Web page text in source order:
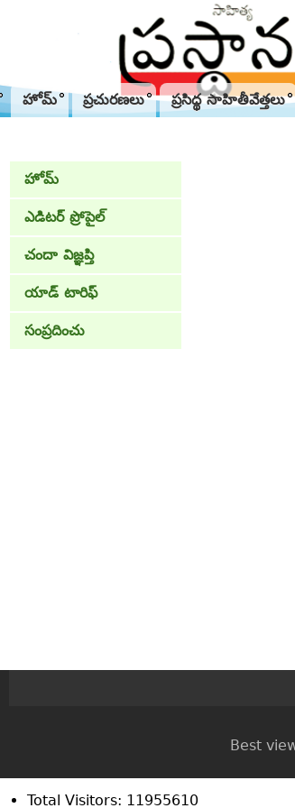
హోమ్ ప్రచురణలు ప్రసిద్థ సాహితీవేత్తలు
హోమ్
ఎడిటర్ ప్రోపైల్
చందా విజ్ఞప్తి
యాడ్ టారిఫ్
సంప్రదించు
Best viewed in
Total Visitors: 11955610